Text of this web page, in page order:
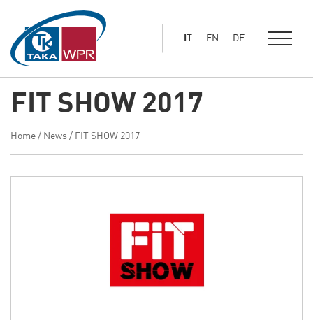
contenuto
principale
IT EN DE
FIT SHOW 2017
Home / News / FIT SHOW 2017